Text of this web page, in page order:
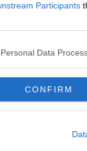
Participants
Personal Data
CONFIRM
della Toscana
nella tua
toscana evidenza